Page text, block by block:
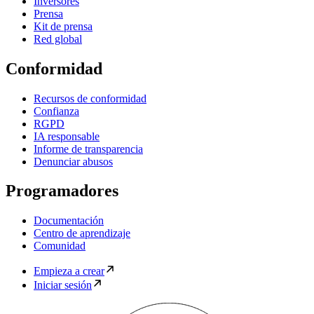
Prensa
Kit de prensa
Red global
Conformidad
Recursos de conformidad
Confianza
RGPD
IA responsable
Informe de transparencia
Denunciar abusos
Programadores
Documentación
Centro de aprendizaje
Comunidad
Empieza a crear
Iniciar sesión